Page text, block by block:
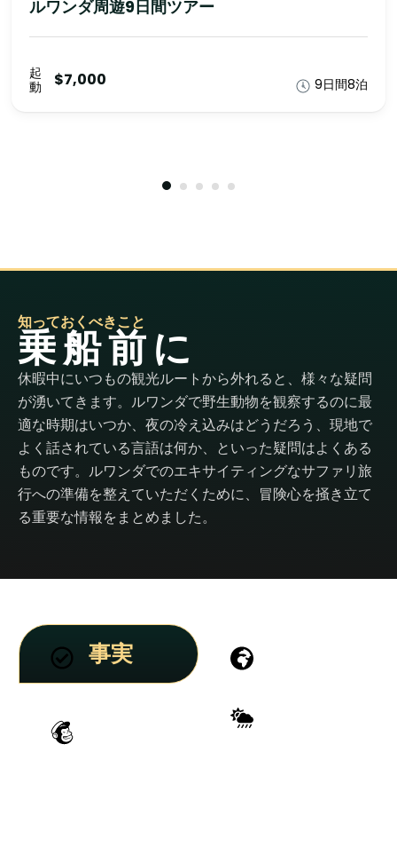
ルワンダ周遊9日間ツアー
起
動
$7,000 9日間8泊
知っておくべきこと
乗船前に
休暇中にいつもの観光ルートから外れると、様々な疑問
が湧いてきます。ルワンダで野生動物を観察するのに最
適な時期はいつか、夜の冷え込みはどうだろう、現地で
よく話されている言語は何か、といった疑問はよくある
ものです。ルワンダでのエキサイティングなサファリ旅
行への準備を整えていただくために、冒険心を掻き立て
る重要な情報をまとめました。
事実